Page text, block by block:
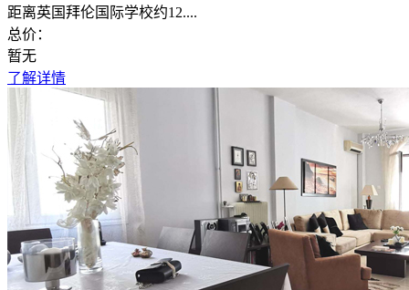
距离英国拜伦国际学校约12....
总价：
暂无
了解详情